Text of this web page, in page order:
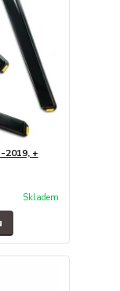
2019, +
Skladem